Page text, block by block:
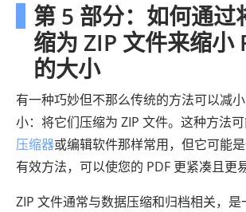
第 5 部分：如何通过
缩为 ZIP 文件来缩小
的大小
有一种巧妙但不那么传统的方法可以减
小：将它们压缩为 ZIP 文件。这种方法
压缩器或编辑软件那样常用，但它可能
有效方法，可以使您的 PDF 更紧凑且更
ZIP 文件通常与数据压缩和归档相关，